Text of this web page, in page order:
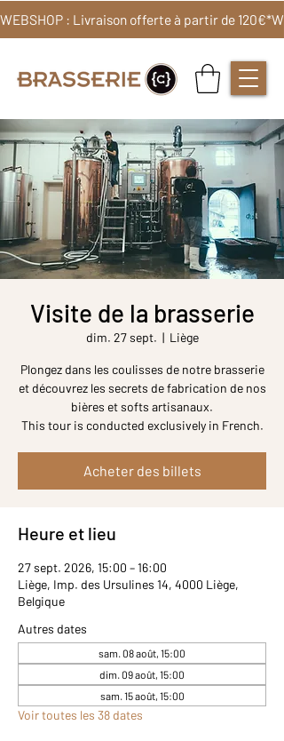
WEBSHOP : Livraison offerte à partir de 120€*
Visite de la brasserie
dim. 27 sept.
  |
Liège
Plongez dans les coulisses de notre brasserie
et découvrez les secrets de fabrication de nos
bières et softs artisanaux.
Acheter des billets
Heure et lieu
27 sept. 2026, 15:00 – 16:00
Liège, Imp. des Ursulines 14, 4000 Liège,
Belgique
Autres dates
sam. 08 août, 15:00
dim. 09 août, 15:00
sam. 15 août, 15:00
Voir toutes les 38 dates